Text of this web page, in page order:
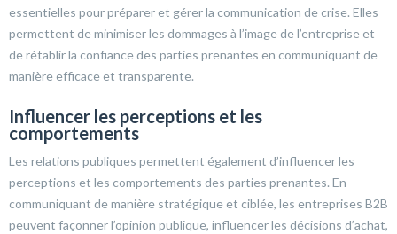
essentielles pour préparer et gérer la communication de crise. Elles
permettent de minimiser les dommages à l’image de l’entreprise et
de rétablir la confiance des parties prenantes en communiquant de
manière efficace et transparente.
Influencer les perceptions et les
comportements
Les relations publiques permettent également d’influencer les
perceptions et les comportements des parties prenantes. En
communiquant de manière stratégique et ciblée, les entreprises B2B
peuvent façonner l’opinion publique, influencer les décisions d’achat,